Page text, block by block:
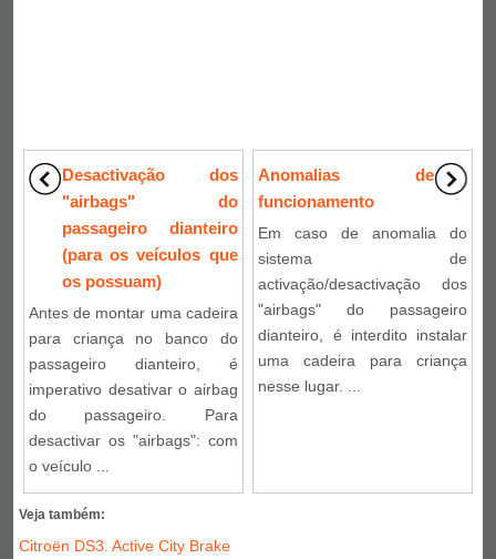
Desactivação dos
"airbags" do
passageiro dianteiro
(para os veículos que
os possuam)
Antes de montar uma cadeira
para criança no banco do
passageiro dianteiro, é
imperativo desativar o airbag
do passageiro. Para
desactivar os "airbags": com
o veículo ...
Anomalias de
funcionamento
Em caso de anomalia do
sistema de
activação/desactivação dos
"airbags" do passageiro
dianteiro, é interdito instalar
uma cadeira para criança
nesse lugar. ...
Veja também:
Citroën DS3. Active City Brake